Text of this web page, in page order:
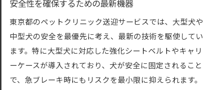
安全性を確保するための最新機器
東京都のペットクリニック送迎サービスでは、大型犬や
中型犬の安全を最優先に考え、最新の技術を駆使してい
ます。特に大型犬に対応した強化シートベルトやキャリ
ーケースが導入されており、犬が安全に固定されること
で、急ブレーキ時にもリスクを最小限に抑えられます。